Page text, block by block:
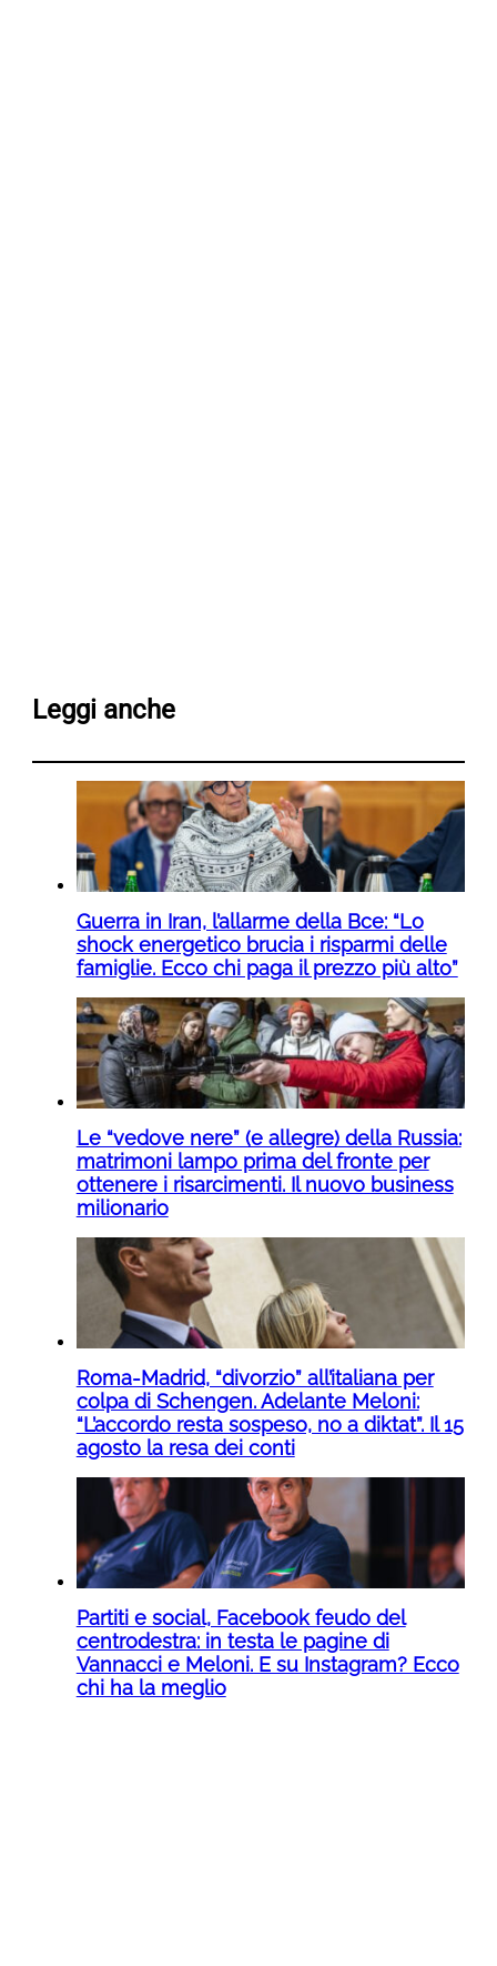
Leggi anche
Guerra in Iran, l’allarme della Bce: “Lo
shock energetico brucia i risparmi delle
famiglie. Ecco chi paga il prezzo più alto”
Le “vedove nere” (e allegre) della Russia:
matrimoni lampo prima del fronte per
ottenere i risarcimenti. Il nuovo business
milionario
Roma-Madrid, “divorzio” all’italiana per
colpa di Schengen. Adelante Meloni:
“L’accordo resta sospeso, no a diktat”. Il 15
agosto la resa dei conti
Partiti e social, Facebook feudo del
centrodestra: in testa le pagine di
Vannacci e Meloni. E su Instagram? Ecco
chi ha la meglio